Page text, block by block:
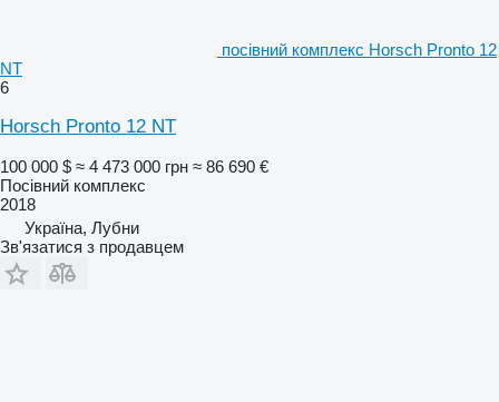
посівний комплекс Horsch Pronto 12
NT
6
Horsch Pronto 12 NT
100 000 $ ≈ 4 473 000 грн ≈ 86 690 €
Посівний комплекс
2018
Україна, Лубни
Зв'язатися з продавцем